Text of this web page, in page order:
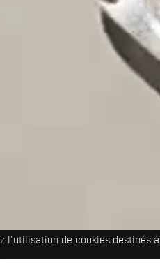
l'utilisation de cookies destinés